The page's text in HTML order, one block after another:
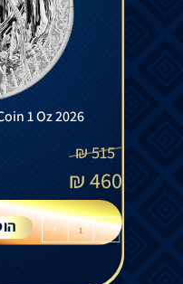
1 Oz 2026
515
₪
460
₪
-
+